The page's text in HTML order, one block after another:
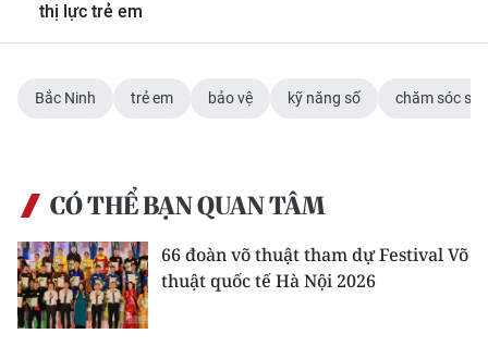
thị lực trẻ em
Bắc Ninh trẻ em bảo vệ kỹ năng số chăm sóc
CÓ THỂ BẠN QUAN TÂM
66 đoàn võ thuật tham dự Festival Võ
thuật quốc tế Hà Nội 2026